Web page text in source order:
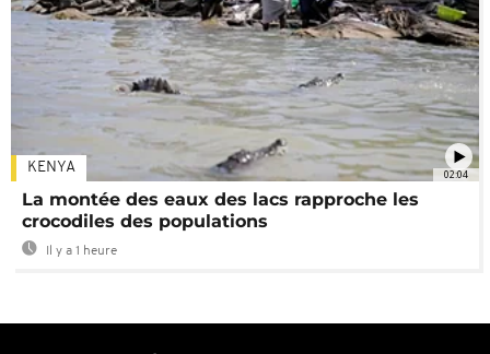
02:04
KENYA
La montée des eaux des lacs rapproche les
crocodiles des populations
Il y a 1 heure